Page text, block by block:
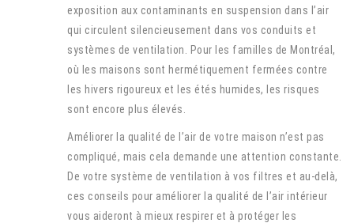
exposition aux contaminants en suspension dans l’air
qui circulent silencieusement dans vos conduits et
systèmes de ventilation. Pour les familles de Montréal,
où les maisons sont hermétiquement fermées contre
les hivers rigoureux et les étés humides, les risques
sont encore plus élevés.
Améliorer la qualité de l’air de votre maison n’est pas
compliqué, mais cela demande une attention constante.
De votre système de ventilation à vos filtres et au-delà,
ces conseils pour améliorer la qualité de l’air intérieur
vous aideront à mieux respirer et à protéger les